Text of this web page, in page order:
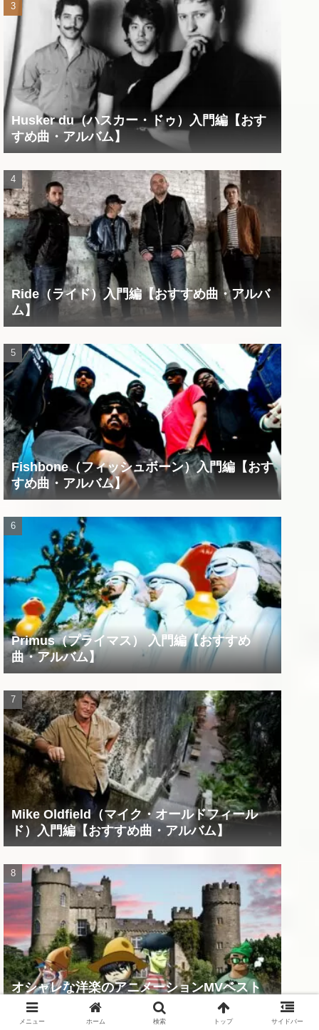
Husker du（ハスカー・ドゥ）入門編【おす
すめ曲・アルバム】
Ride（ライド）入門編【おすすめ曲・アルバ
ム】
Fishbone（フィッシュボーン）入門編【おす
すめ曲・アルバム】
Primus（プライマス） 入門編【おすすめ
曲・アルバム】
Mike Oldfield（マイク・オールドフィール
ド）入門編【おすすめ曲・アルバム】
オシャレな洋楽のアニメーションMVベスト
20！！（前編）
メニュー ホーム 検索 トップ サイドバー